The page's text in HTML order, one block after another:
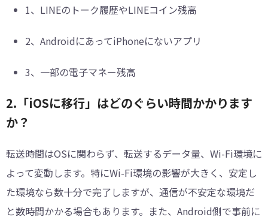
1、LINEのトーク履歴やLINEコイン残高
2、AndroidにあってiPhoneにないアプリ
3、一部の電子マネー残高
2.「iOSに移行」はどのぐらい時間かかります
か？
転送時間はOSに関わらず、転送するデータ量、Wi-Fi環境に
よって変動します。特にWi-Fi環境の影響が大きく、安定し
た環境なら数十分で完了しますが、通信が不安定な環境だ
と数時間かかる場合もあります。また、Android側で事前に